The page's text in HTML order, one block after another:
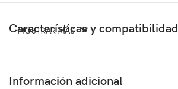
Características y compatibilidad
MOSTRAR MÁS
Información adicional